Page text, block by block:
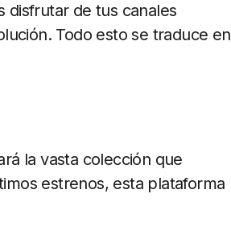
disfrutar de tus canales
Todo esto se traduce en
la vasta colección que
estrenos, esta plataforma